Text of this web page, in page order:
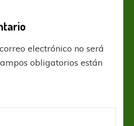
electrónico no será
obligatorios están